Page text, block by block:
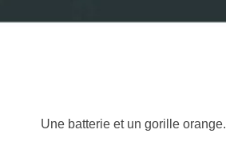
Une batterie et un gorille orange.